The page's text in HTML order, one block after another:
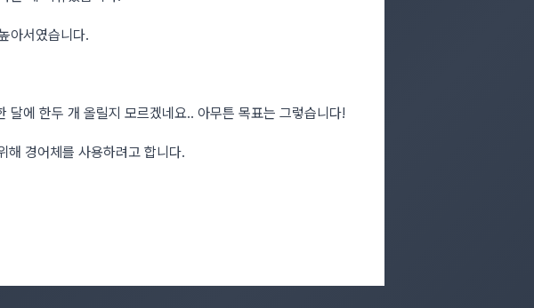
아서였습니다.
에 한두 개 올릴지 모르겠네요.. 아무튼 목표는 그렇습니다!
해 경어체를 사용하려고 합니다.